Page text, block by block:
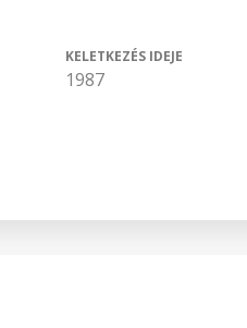
KELETKEZÉS IDEJE
1987